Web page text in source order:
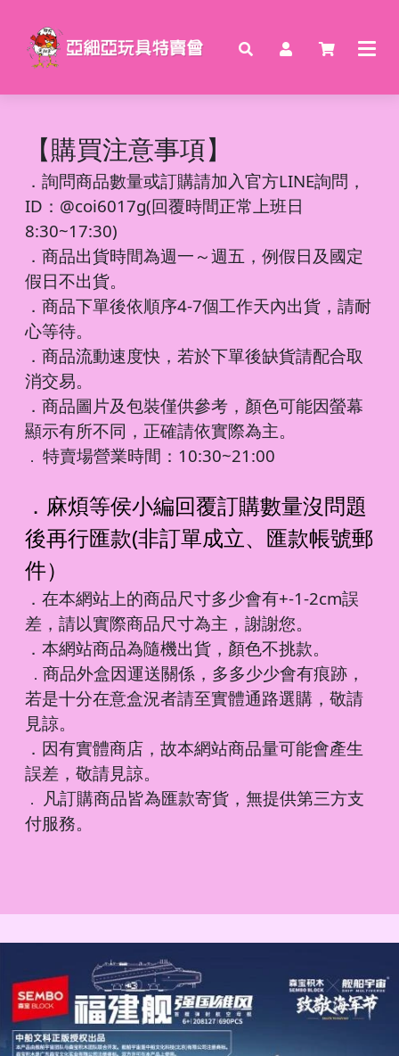
【購買注意事項】
． 詢問商品數量或訂購請加入官方LINE詢問，
ID：@coi6017g(回覆時間正常上班日
8:30~17:30)
．商品出貨時間為週一～週五，例假日及國定
假日不出貨。
．商品下單後依順序4-7個工作天內出貨，請耐
心等待。
．商品流動速度快，若於下單後缺貨請配合取
消交易。
．商品圖片及包裝僅供參考，顏色可能因螢幕
顯示有所不同，正確請依實際為主。
． 特賣場營業時間：10:30~21:00
．麻煩等侯小編回覆訂購數量沒問題
後再行匯款(非訂單成立、匯款帳號郵
件）
．在本網站上的商品尺寸多少會有+-1-2cm誤
差，請以實際商品尺寸為主，謝謝您。
．本網站商品為隨機出貨，顏色不挑款。
． 商品外盒因運送關係，多多少少會有痕跡，
若是十分在意盒況者請至實體通路選購，敬請
見諒。
．因有實體商店，故本網站商品量可能會產生
誤差，敬請見諒。
． 凡訂購商品皆為匯款寄貨，無提供第三方支
付服務。